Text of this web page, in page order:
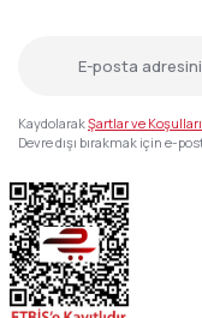
KaydolarakŞartlar ve
Devre dışı bırakmak için e-